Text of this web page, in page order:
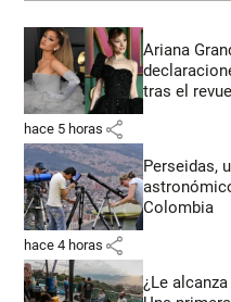
Ariana
tras el
hace 5 horas share
Perseidas,
Colombia
hace 4 horas share
¿Le